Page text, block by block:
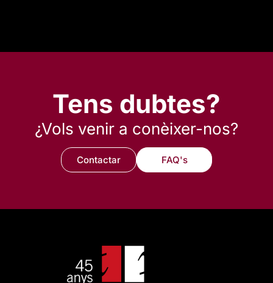
Tens dubtes?
¿Vols venir a conèixer-nos?
Contactar FAQ's